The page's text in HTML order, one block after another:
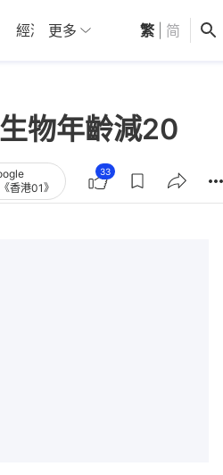
經濟 01深圳 觀點 健康
更多 繁 简
物年齡減20
香港01》
33